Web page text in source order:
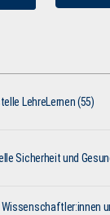
LehreLernen (55)
Sicherheit und